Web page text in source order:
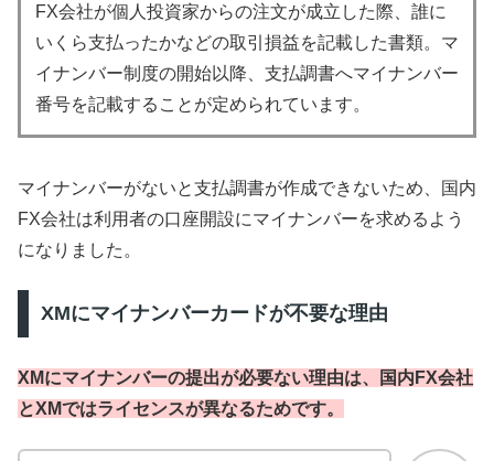
FX会社が個人投資家からの注文が成立した際、誰に
いくら支払ったかなどの取引損益を記載した書類。マ
イナンバー制度の開始以降、支払調書へマイナンバー
番号を記載することが定められています。
マイナンバーがないと支払調書が作成できないため、国内
FX会社は利用者の口座開設にマイナンバーを求めるよう
になりました。
XMにマイナンバーカードが不要な理由
XMにマイナンバーの提出が必要ない理由は、国内FX会社
とXMではライセンスが異なるためです。